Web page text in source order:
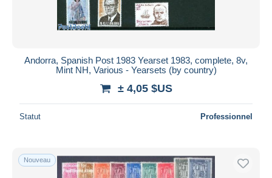
Andorra, Spanish Post 1983 Yearset 1983, complete, 8v,
Mint NH, Various - Yearsets (by country)
± 4,05 $US
Statut Professionnel
Nouveau